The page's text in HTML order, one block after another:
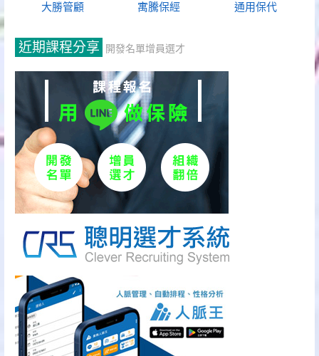
大勝管顧 寓騰保經 通用保代
近期課程分享 開發名單增員選才